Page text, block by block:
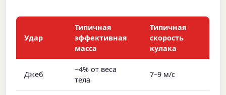
Удар
Типичная
эффективная
масса
Типичная
скорость
кулака
Джеб
~4% от веса
тела
7–9 м/с